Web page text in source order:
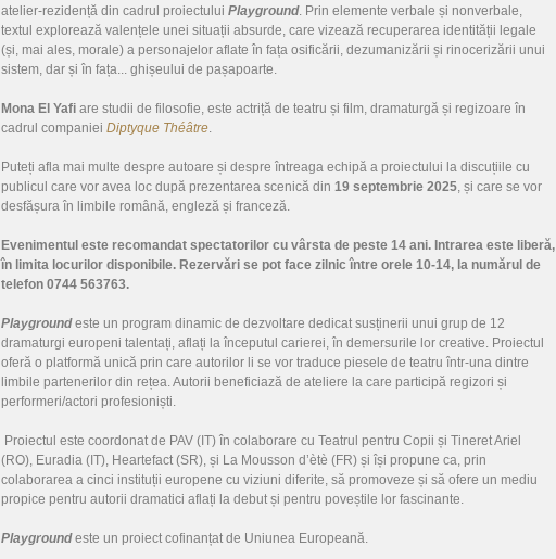
atelier-rezidență din cadrul proiectului Playground. Prin elemente verbale și nonverbale,
textul explorează valențele unei situații absurde, care vizează recuperarea identității legale
(și, mai ales, morale) a personajelor aflate în fața osificării, dezumanizării și rinocerizării unui
sistem, dar și în fața... ghișeului de pașapoarte.
Mona El Yafi are studii de filosofie, este actriță de teatru și film, dramaturgă și regizoare în
cadrul companiei Diptyque Théâtre.
Puteți afla mai multe despre autoare și despre întreaga echipă a proiectului la discuțiile cu
publicul care vor avea loc după prezentarea scenică din 19 septembrie 2025, și care se vor
desfășura în limbile română, engleză și franceză.
Evenimentul este recomandat spectatorilor cu vârsta de peste 14 ani. Intrarea este liberă,
în limita locurilor disponibile. Rezervări se pot face zilnic între orele 10-14, la numărul de
telefon 0744 563763.
Playgroundeste un program dinamic de dezvoltare dedicat susținerii unui grup de 12
dramaturgi europeni talentați, aflați la începutul carierei, în demersurile lor creative. Proiectul
oferă o platformă unică prin care autorilor li se vor traduce piesele de teatru într-una dintre
limbile partenerilor din rețea. Autorii beneficiază de ateliere la care participă regizori și
performeri/actori profesioniști.
Proiectul este coordonat de PAV (IT) în colaborare cu Teatrul pentru Copii și Tineret Ariel
(RO), Euradia (IT), Heartefact (SR), și La Mousson d’ètè (FR) și își propune ca, prin
colaborarea a cinci instituții europene cu viziuni diferite, să promoveze și să ofere un mediu
propice pentru autorii dramatici aflați la debut și pentru poveștile lor fascinante.
Playgroundeste un proiect cofinanțat de Uniunea Europeană.